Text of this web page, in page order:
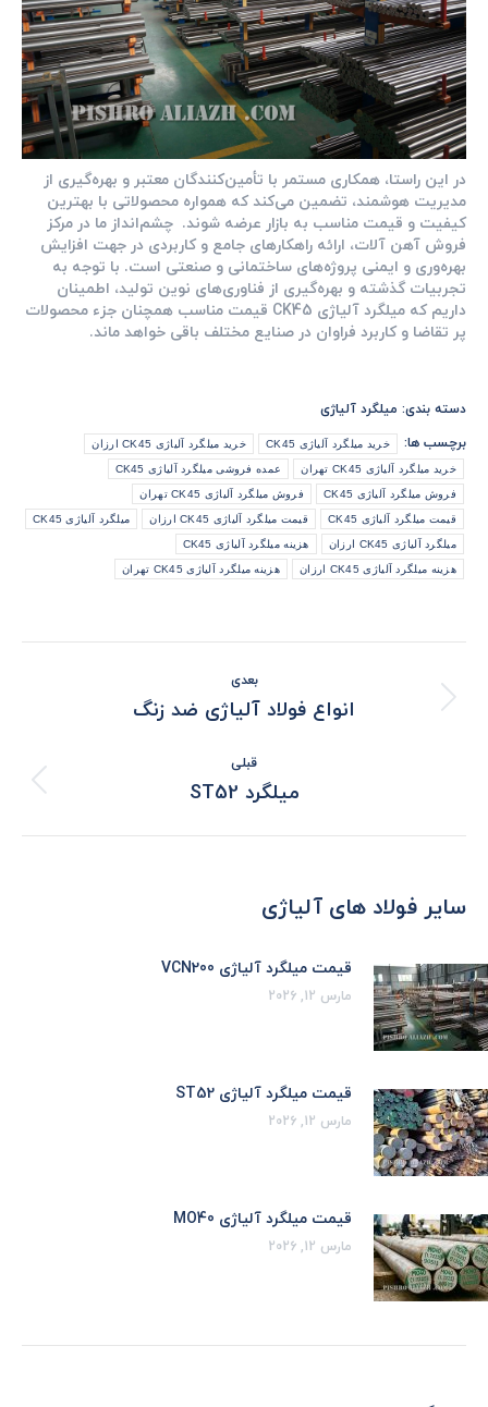
در این راستا، همکاری مستمر با تأمین‌کنندگان معتبر و بهره‌گیری از
مدیریت هوشمند، تضمین می‌کند که همواره محصولاتی با بهترین
کیفیت و قیمت مناسب به بازار عرضه شوند. چشم‌انداز ما در مرکز
فروش آهن آلات، ارائه راهکارهای جامع و کاربردی در جهت افزایش
بهره‌وری و ایمنی پروژه‌های ساختمانی و صنعتی است. با توجه به
تجربیات گذشته و بهره‌گیری از فناوری‌های نوین تولید، اطمینان
داریم که میلگرد آلیاژی CK45 قیمت مناسب همچنان جزء محصولات
پر تقاضا و کاربرد فراوان در صنایع مختلف باقی خواهد ماند.
دسته بندی: میلگرد آلیاژی
برچسب ها:
خرید میلگرد آلیاژی CK45 خرید میلگرد آلیاژی CK45 ارزان
خرید میلگرد آلیاژی CK45 تهران عمده فروشی میلگرد آلیاژی CK45
فروش میلگرد آلیاژی CK45 فروش میلگرد آلیاژی CK45 تهران
قیمت میلگرد آلیاژی CK45 قیمت میلگرد آلیاژی CK45 ارزان میلگرد آلیاژی CK45
میلگرد آلیاژی CK45 ارزان هزینه میلگرد آلیاژی CK45
هزینه میلگرد آلیاژی CK45 ارزان هزینه میلگرد آلیاژی CK45 تهران
نوشته
قبلی
نوشته میلگرد ST52
بعدی
نوشته
بعدی:
انواع فولاد آلیاژی ضد زنگ
سایر فولاد های آلیاژی
قیمت میلگرد آلیاژی VCN200
مارس 12, 2026
قیمت میلگرد آلیاژی ST52
مارس 12, 2026
قیمت میلگرد آلیاژی MO40
مارس 12, 2026